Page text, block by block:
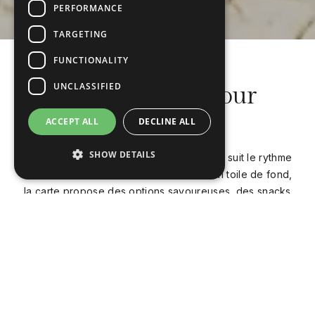
Le cadre idéal pour
savourer
Du premier café à la fin de la journée, Ria suit le rythme
de vos vacances. Avec la Ria Formosa en toile de fond,
la carte propose des options savoureuses, des snacks
PERFORMANCE
TARGETING
FUNCTIONALITY
UNCLASSIFIED
ACCEPT ALL DECLINE ALL
SHOW DETAILS